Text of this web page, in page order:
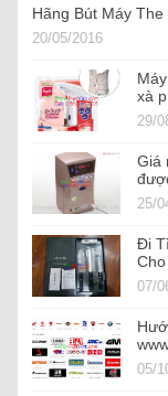
Hãng Bút Máy
20/05/2016
xà
29/
Giá
25/
Đi
07/
05/